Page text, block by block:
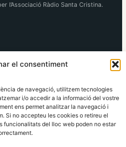
el consentiment
de navegació, utilitzem tecnologies
i/o accedir a la informació del vostre
ens permet analitzar la navegació i
Si no accepteu les cookies o retireu el
funcionalitats del lloc web poden no estar
l’Associació Ràdio Santa Cristina.